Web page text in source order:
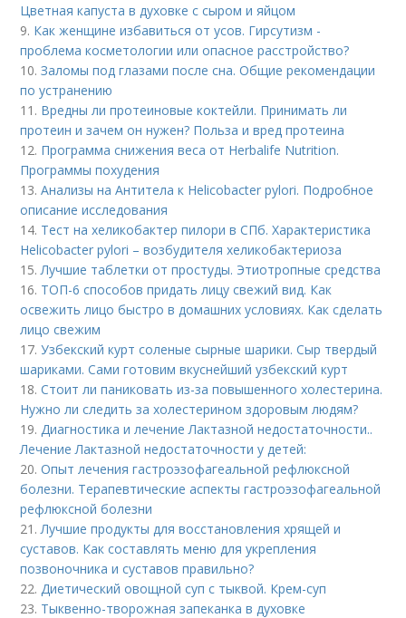
Цветная капуста в духовке с сыром и яйцом
9. Как женщине избавиться от усов. Гирсутизм -
проблема косметологии или опасное расстройство?
10.Заломы под глазами после сна. Общие рекомендации
по устранению
11. Вредны ли протеиновые коктейли. Принимать ли
протеин и зачем он нужен? Польза и вред протеина
12. Программа снижения веса от Herbalife Nutrition.
Программы похудения
13.Анализы на Антитела к Helicobacter pylori. Подробное
описание исследования
14. Тест на хеликобактер пилори в СПб. Характеристика
Helicobacter pylori – возбудителя хеликобактериоза
15.Лучшие таблетки от простуды. Этиотропные средства
16. ТОП-6 способов придать лицу свежий вид. Как
освежить лицо быстро в домашних условиях. Как сделать
лицо свежим
17.Узбекский курт соленые сырные шарики. Сыр твердый
шариками. Сами готовим вкуснейший узбекский курт
18.Стоит ли паниковать из-за повышенного холестерина.
Нужно ли следить за холестерином здоровым людям?
19.Диагностика и лечение Лактазной недостаточности..
Лечение Лактазной недостаточности у детей:
20.Опыт лечения гастроэзофагеальной рефлюксной
болезни. Терапевтические аспекты гастроэзофагеальной
рефлюксной болезни
21.Лучшие продукты для восстановления хрящей и
суставов. Как составлять меню для укрепления
позвоночника и суставов правильно?
22.Диетический овощной суп с тыквой. Крем-суп
23. Тыквенно-творожная запеканка в духовке